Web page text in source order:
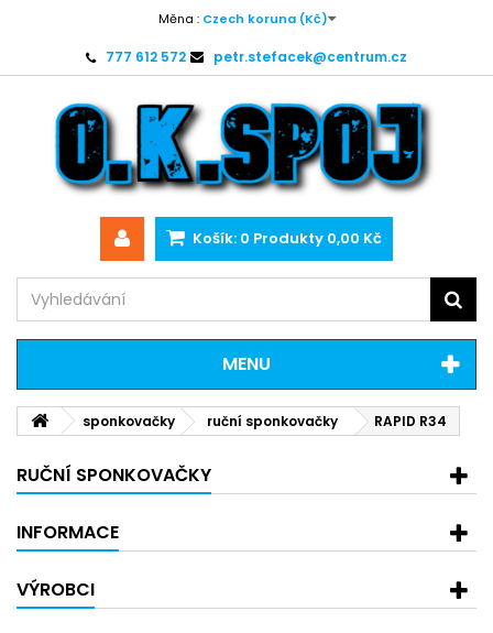
Měna : Czech koruna (Kč)
777 612 572 petr.stefacek@centrum.cz
Košík: 0 Produkty 0,00 Kč
MENU
sponkovačky ruční sponkovačky RAPID R34
RUČNÍ SPONKOVAČKY
INFORMACE
VÝROBCI